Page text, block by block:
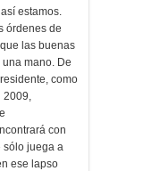
estamos.
órdenes de
las buenas
mano. De
como
2009,
con
sólo juega a
ese lapso